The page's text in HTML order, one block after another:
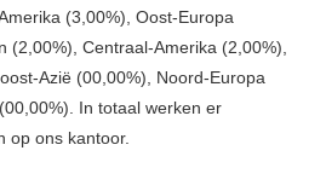
(3,00%), Oost-Europa
(2,00%), Centraal-Amerika (2,00%),
Azië (00,00%), Noord-Europa
In totaal werken er